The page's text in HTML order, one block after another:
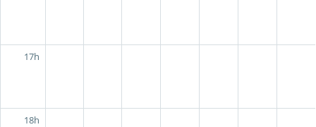
17h
18h